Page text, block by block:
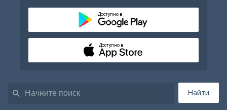
Найти
Доступно в
Доступно в